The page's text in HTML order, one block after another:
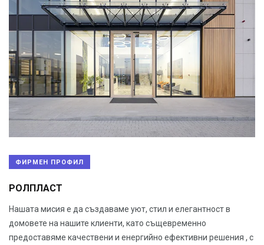
ФИРМЕН ПРОФИЛ
РОЛПЛАСТ
Нашата мисия е да създаваме уют, стил и елегантност в
домовете на нашите клиенти, като същевременно
предоставяме качествени и енергийно ефективни решения , с